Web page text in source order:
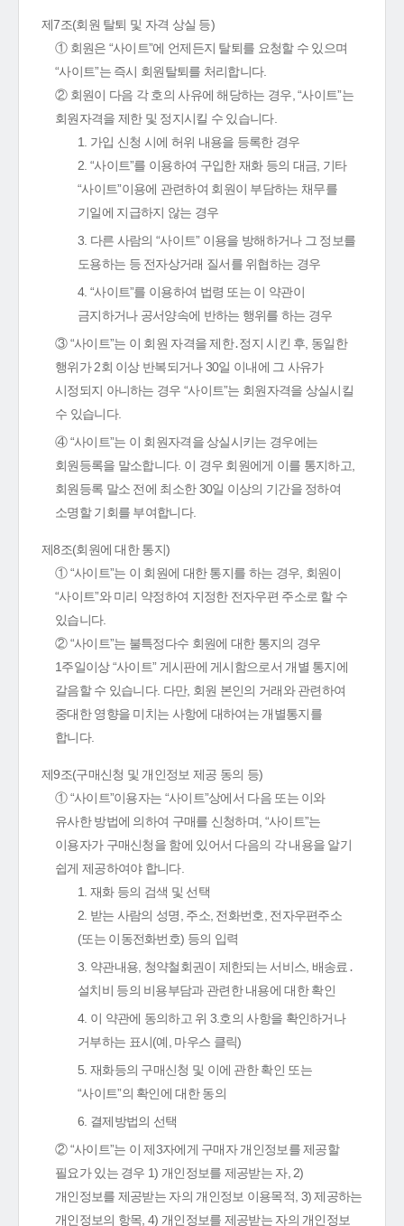
제7조(회원 탈퇴 및 자격 상실 등)
① 회원은 “사이트”에 언제든지 탈퇴를 요청할 수 있으며
“사이트”는 즉시 회원탈퇴를 처리합니다.
② 회원이 다음 각 호의 사유에 해당하는 경우, “사이트”는
회원자격을 제한 및 정지시킬 수 있습니다.
1. 가입 신청 시에 허위 내용을 등록한 경우
2. “사이트”를 이용하여 구입한 재화 등의 대금, 기타
“사이트”이용에 관련하여 회원이 부담하는 채무를
기일에 지급하지 않는 경우
3. 다른 사람의 “사이트” 이용을 방해하거나 그 정보를
도용하는 등 전자상거래 질서를 위협하는 경우
4. “사이트”를 이용하여 법령 또는 이 약관이
금지하거나 공서양속에 반하는 행위를 하는 경우
③ “사이트”는 이 회원 자격을 제한․정지 시킨 후, 동일한
행위가 2회 이상 반복되거나 30일 이내에 그 사유가
시정되지 아니하는 경우 “사이트”는 회원자격을 상실시킬
수 있습니다.
④ “사이트”는 이 회원자격을 상실시키는 경우에는
회원등록을 말소합니다. 이 경우 회원에게 이를 통지하고,
회원등록 말소 전에 최소한 30일 이상의 기간을 정하여
소명할 기회를 부여합니다.
제8조(회원에 대한 통지)
① “사이트”는 이 회원에 대한 통지를 하는 경우, 회원이
“사이트”와 미리 약정하여 지정한 전자우편 주소로 할 수
있습니다.
② “사이트”는 불특정다수 회원에 대한 통지의 경우
1주일이상 “사이트” 게시판에 게시함으로서 개별 통지에
갈음할 수 있습니다. 다만, 회원 본인의 거래와 관련하여
중대한 영향을 미치는 사항에 대하여는 개별통지를
합니다.
제9조(구매신청 및 개인정보 제공 동의 등)
① “사이트”이용자는 “사이트”상에서 다음 또는 이와
유사한 방법에 의하여 구매를 신청하며, “사이트”는
이용자가 구매신청을 함에 있어서 다음의 각 내용을 알기
쉽게 제공하여야 합니다.
1. 재화 등의 검색 및 선택
2. 받는 사람의 성명, 주소, 전화번호, 전자우편주소
(또는 이동전화번호) 등의 입력
3. 약관내용, 청약철회권이 제한되는 서비스, 배송료․
설치비 등의 비용부담과 관련한 내용에 대한 확인
4. 이 약관에 동의하고 위 3.호의 사항을 확인하거나
거부하는 표시(예, 마우스 클릭)
5. 재화등의 구매신청 및 이에 관한 확인 또는
“사이트”의 확인에 대한 동의
6. 결제방법의 선택
② “사이트”는 이 제3자에게 구매자 개인정보를 제공할
필요가 있는 경우 1) 개인정보를 제공받는 자, 2)
개인정보를 제공받는 자의 개인정보 이용목적, 3) 제공하는
개인정보의 항목, 4) 개인정보를 제공받는 자의 개인정보